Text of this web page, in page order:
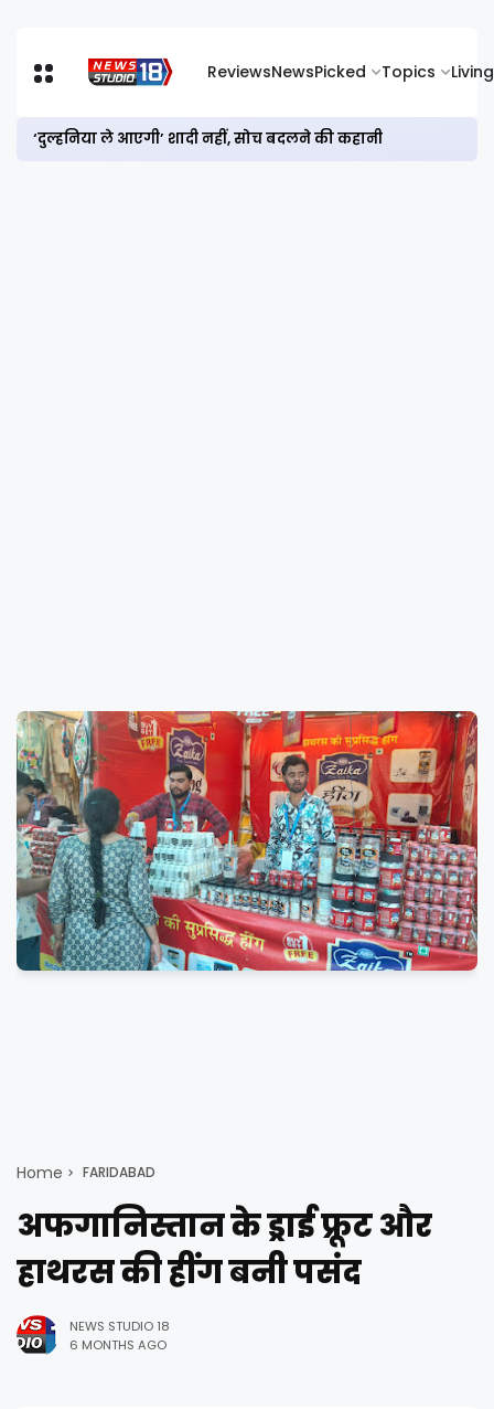
ReviewsNewsPicked Topics Living
‘दुल्हनिया ले आएगी’ शादी नहीं, सोच बदलने की कहानी
Home FARIDABAD
अफगानिस्तान के ड्राई फ्रूट और
हाथरस की हींग बनी पसंद
NEWS STUDIO 18
6 MONTHS AGO